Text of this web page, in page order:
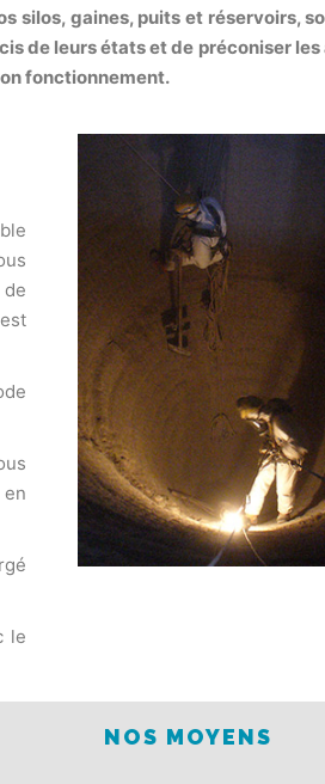
silos, gaines, puits et réservoirs,
de leurs états et de préconiser les
fonctionnement.
le
NOS MOYENS